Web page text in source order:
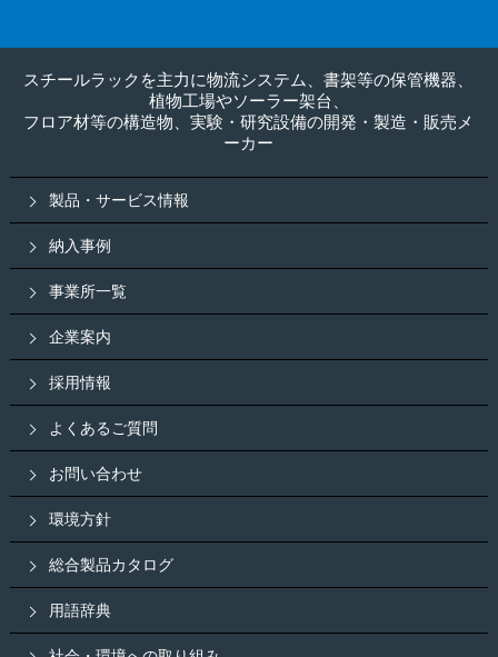
スチールラックを主力に物流システム、書架等の保管機器、
植物工場やソーラー架台、
フロア材等の構造物、実験・研究設備の開発・製造・販売メ
ーカー
製品・サービス情報
納入事例
事業所一覧
企業案内
採用情報
よくあるご質問
お問い合わせ
環境方針
総合製品カタログ
用語辞典